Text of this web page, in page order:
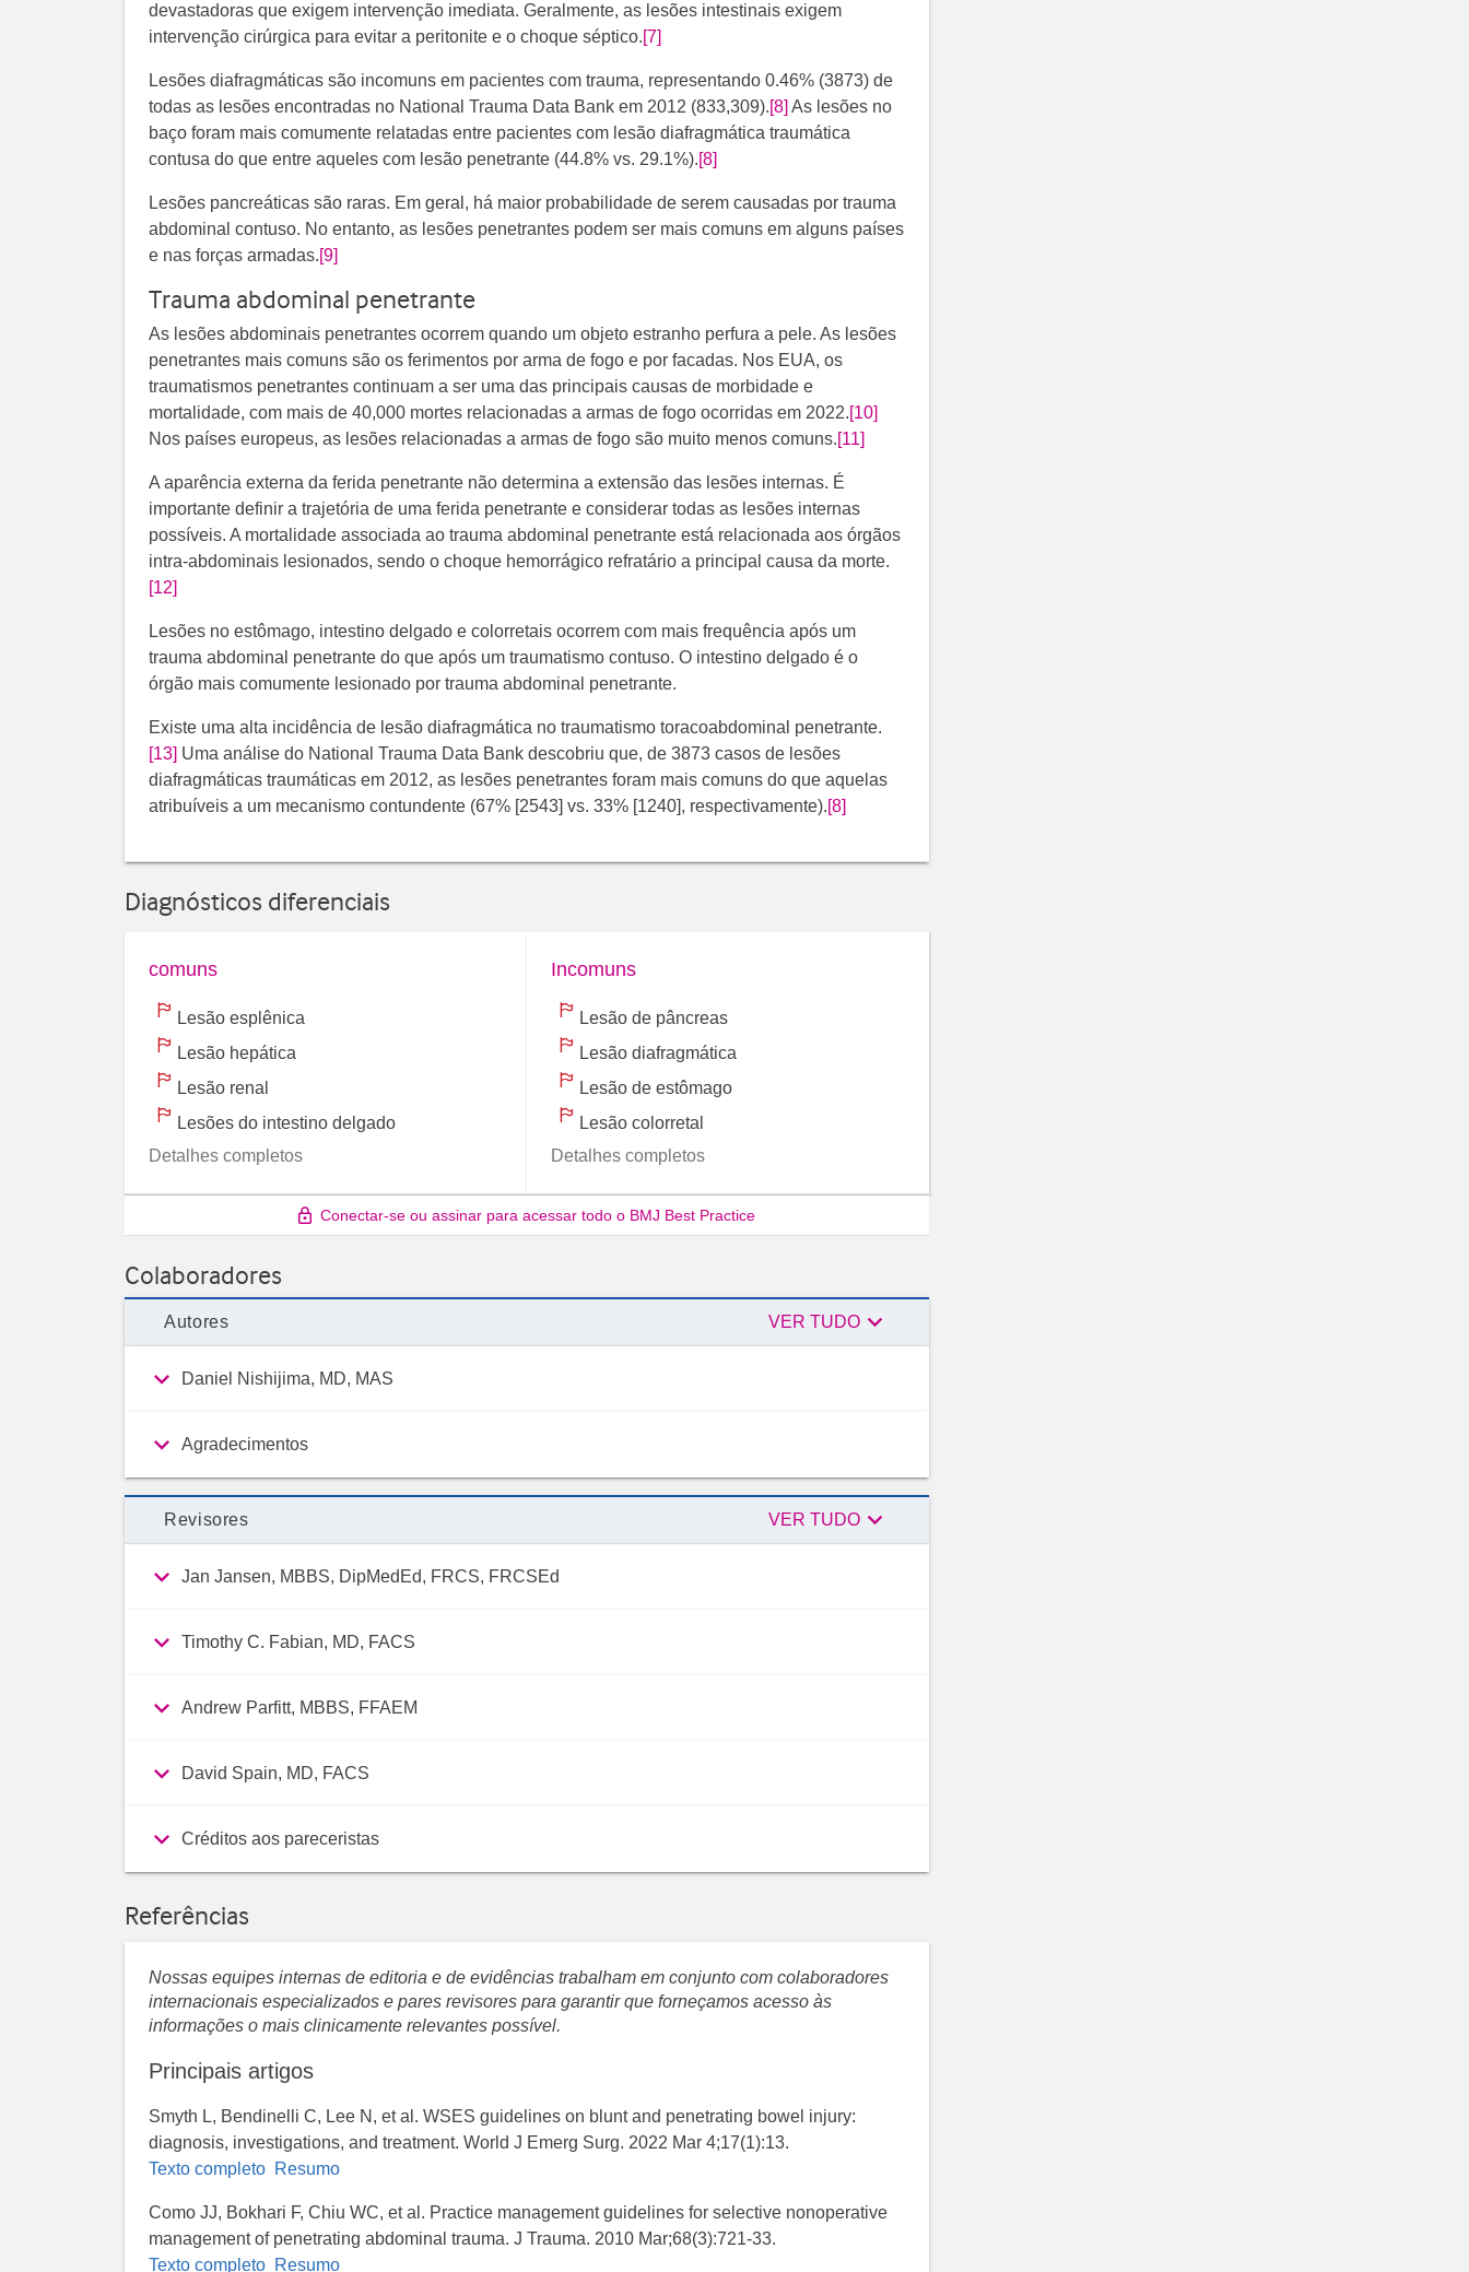
devastadoras que exigem intervenção imediata. Geralmente, as lesões intestinais exigem
intervenção cirúrgica para evitar a peritonite e o choque séptico.[7]
Lesões diafragmáticas são incomuns em pacientes com trauma, representando 0.46% (3873) de
todas as lesões encontradas no National Trauma Data Bank em 2012 (833,309).[8] ​ As lesões no
baço foram mais comumente relatadas entre pacientes com lesão diafragmática traumática
contusa do que entre aqueles com lesão penetrante (44.8% vs. 29.1%).[8]
Lesões pancreáticas são raras. Em geral, há maior probabilidade de serem causadas por trauma
abdominal contuso. No entanto, as lesões penetrantes podem ser mais comuns em alguns países
e nas forças armadas.[9]
Trauma abdominal penetrante
As lesões abdominais penetrantes ocorrem quando um objeto estranho perfura a pele. As lesões
penetrantes mais comuns são os ferimentos por arma de fogo e por facadas. Nos EUA, os
traumatismos penetrantes continuam a ser uma das principais causas de morbidade e
mortalidade, com mais de 40,000 mortes relacionadas a armas de fogo ocorridas em 2022.[10]
Nos países europeus, as lesões relacionadas a armas de fogo são muito menos comuns.[11]
A aparência externa da ferida penetrante não determina a extensão das lesões internas. É
importante definir a trajetória de uma ferida penetrante e considerar todas as lesões internas
possíveis. A mortalidade associada ao trauma abdominal penetrante está relacionada aos órgãos
intra-abdominais lesionados, sendo o choque hemorrágico refratário a principal causa da morte.
[12]
Lesões no estômago, intestino delgado e colorretais ocorrem com mais frequência após um
trauma abdominal penetrante do que após um traumatismo contuso. O intestino delgado é o
órgão mais comumente lesionado por trauma abdominal penetrante.
Existe uma alta incidência de lesão diafragmática no traumatismo toracoabdominal penetrante.
[13] ​Uma análise do National Trauma Data Bank descobriu que, de 3873 casos de lesões
diafragmáticas traumáticas em 2012, as lesões penetrantes foram mais comuns do que aquelas
atribuíveis a um mecanismo contundente (67% [2543] vs. 33% [1240], respectivamente).[8]
Diagnósticos diferenciais
comuns
Lesão esplênica
Lesão hepática
Lesão renal
Lesões do intestino delgado
Detalhes completos
Incomuns
Lesão de pâncreas
Lesão diafragmática
Lesão de estômago
Lesão colorretal
Detalhes completos
Conectar-se ou assinar para acessar todo o BMJ Best Practice
Colaboradores
Autores VER TUDOAutores

Daniel Nishijima, MD, MAS
Agradecimentos
Revisores VER TUDORevisores

Jan Jansen, MBBS, DipMedEd, FRCS, FRCSEd
Timothy C. Fabian, MD, FACS
Andrew Parfitt, MBBS, FFAEM
David Spain, MD, FACS
Créditos aos pareceristas
Referências
Nossas equipes internas de editoria e de evidências trabalham em conjunto com colaboradores
internacionais especializados e pares revisores para garantir que forneçamos acesso às
informações o mais clinicamente relevantes possível.
Principais artigos
Smyth L, Bendinelli C, Lee N, et al. WSES guidelines on blunt and penetrating bowel injury:
diagnosis, investigations, and treatment. World J Emerg Surg. 2022 Mar 4;17(1):13.
Texto completo Resumo
Como JJ, Bokhari F, Chiu WC, et al. Practice management guidelines for selective nonoperative
management of penetrating abdominal trauma. J Trauma. 2010 Mar;68(3):721-33.
Texto completo Resumo